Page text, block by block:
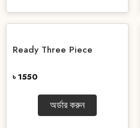
Ready Three Piece
৳ 1550
অর্ডার করুন